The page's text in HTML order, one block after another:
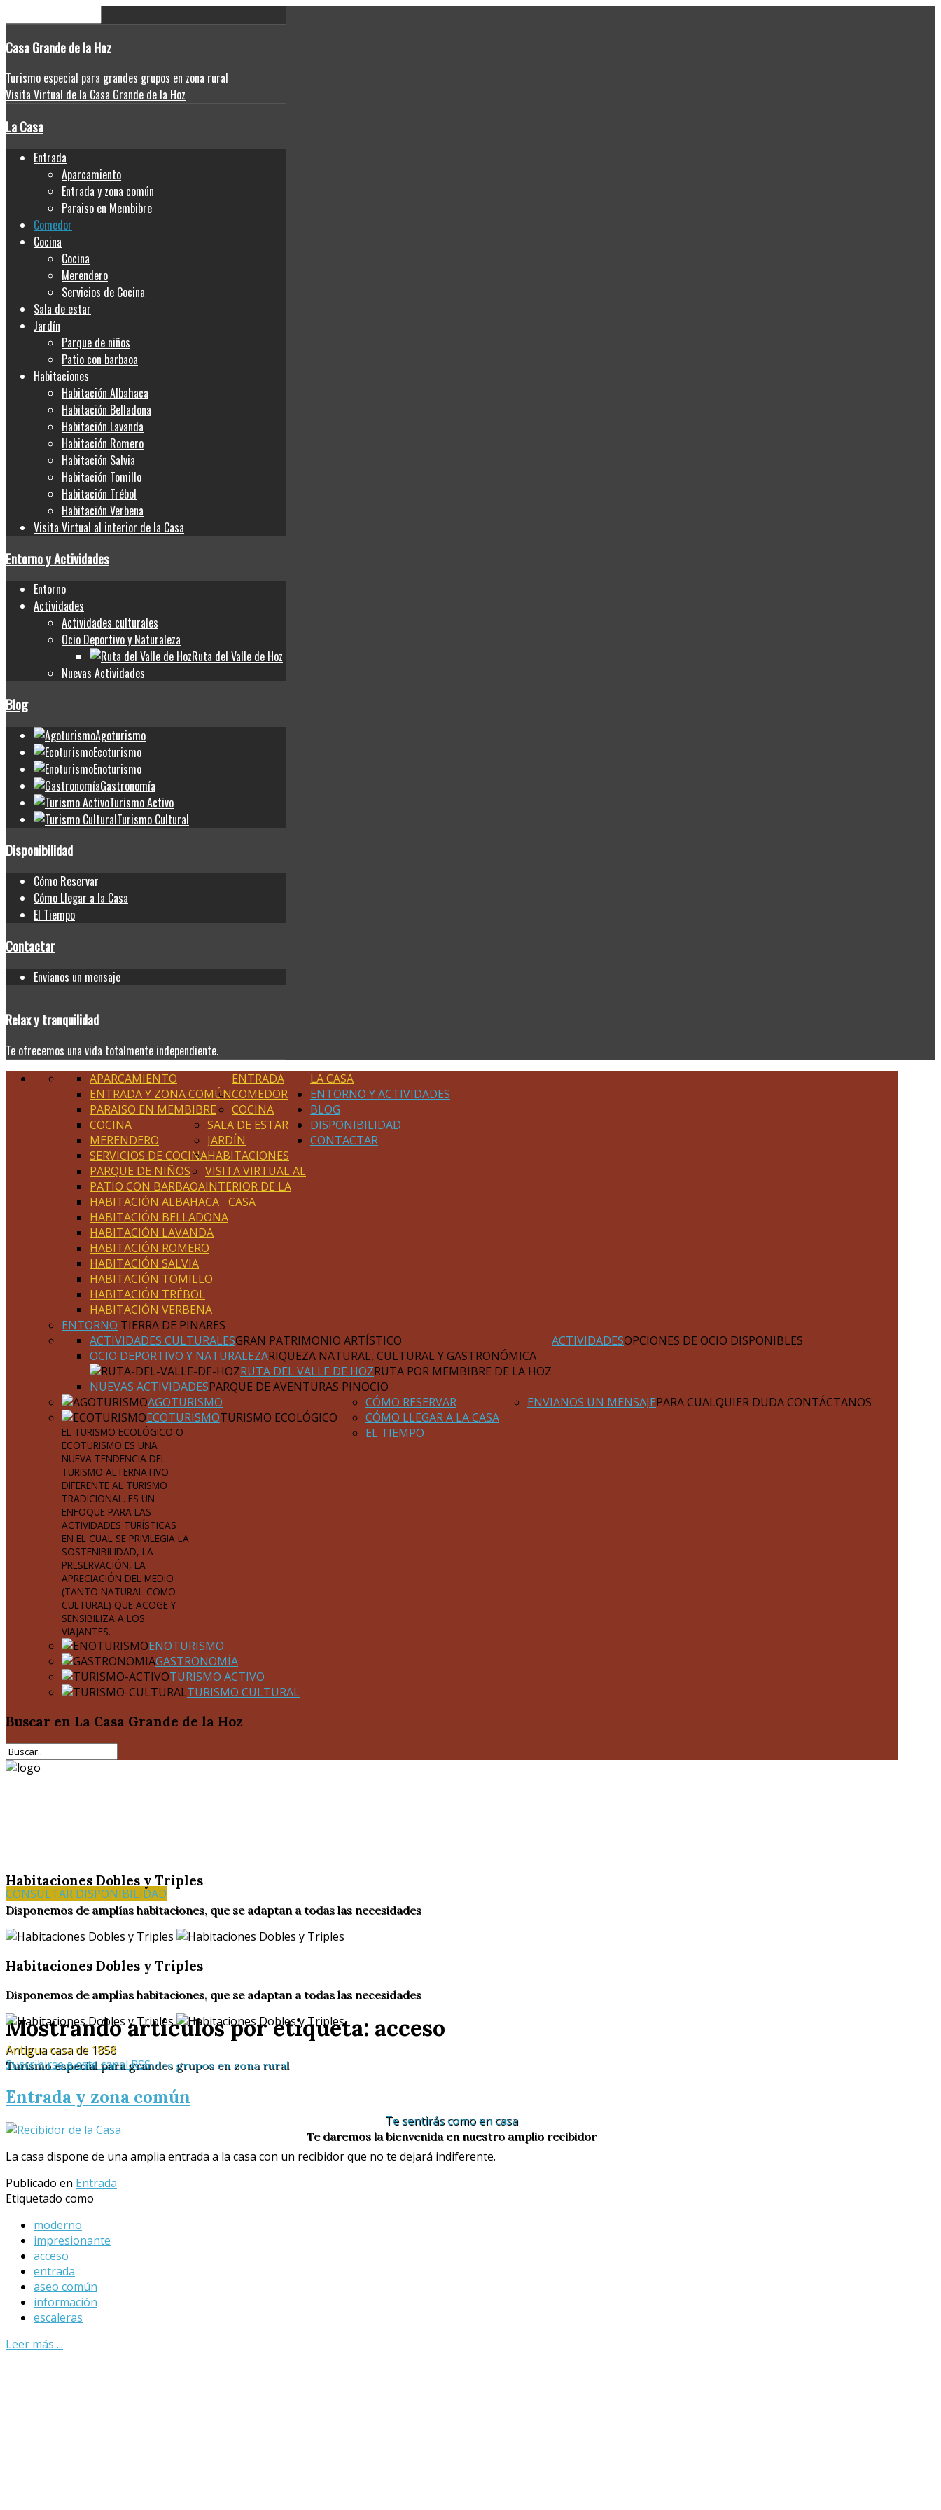
CasaGrande de la Hoz
Turismo especial para grandes grupos en zona rural
Visita Virtual de la Casa Grande de la Hoz
La Casa
Entrada
Aparcamiento
Entrada y zona común
Paraiso en Membibre
Comedor
Cocina
Cocina
Merendero
Servicios de Cocina
Sala de estar
Jardín
Parque de niños
Patio con barbaoa
Habitaciones
Habitación Albahaca
Habitación Belladona
Habitación Lavanda
Habitación Romero
Habitación Salvia
Habitación Tomillo
Habitación Trébol
Habitación Verbena
Visita Virtual al interior de la Casa
Entorno y Actividades
Entorno
Actividades
Actividades culturales
Ocio Deportivo y Naturaleza
Ruta del Valle de Hoz
Nuevas Actividades
Blog
Agoturismo
Ecoturismo
Enoturismo
Gastronomía
Turismo Activo
Turismo Cultural
Disponibilidad
Cómo Reservar
Cómo Llegar a la Casa
El Tiempo
Contactar
Envianos un mensaje
Relaxy tranquilidad
Te ofrecemos una vida totalmente independiente.
LA CASA
ENTRADA
APARCAMIENTO
ENTRADA Y ZONA COMÚN
PARAISO EN MEMBIBRE
COMEDOR
COCINA
COCINA
MERENDERO
SERVICIOS DE COCINA
SALA DE ESTAR
JARDÍN
PARQUE DE NIÑOS
PATIO CON BARBAOA
HABITACIONES
HABITACIÓN ALBAHACA
HABITACIÓN BELLADONA
HABITACIÓN LAVANDA
HABITACIÓN ROMERO
HABITACIÓN SALVIA
HABITACIÓN TOMILLO
HABITACIÓN TRÉBOL
HABITACIÓN VERBENA
VISITA VIRTUAL AL
INTERIOR DE LA
CASA
ENTORNO Y ACTIVIDADES
ENTORNO TIERRA DE PINARES
ACTIVIDADESOPCIONES DE OCIO DISPONIBLES
ACTIVIDADES CULTURALESGRAN PATRIMONIO ARTÍSTICO
OCIO DEPORTIVO Y NATURALEZARIQUEZA NATURAL, CULTURAL Y GASTRONÓMICA
RUTA DEL VALLE DE HOZRUTA POR MEMBIBRE DE LA HOZ
NUEVAS ACTIVIDADESPARQUE DE AVENTURAS PINOCIO
BLOG
AGOTURISMO
ECOTURISMOTURISMO ECOLÓGICO
EL TURISMO ECOLÓGICO O
ECOTURISMO ES UNA
NUEVA TENDENCIA DEL
TURISMO ALTERNATIVO
DIFERENTE AL TURISMO
TRADICIONAL. ES UN
ENFOQUE PARA LAS
ACTIVIDADES TURÍSTICAS
EN EL CUAL SE PRIVILEGIA LA
SOSTENIBILIDAD, LA
PRESERVACIÓN, LA
APRECIACIÓN DEL MEDIO
(TANTO NATURAL COMO
CULTURAL) QUE ACOGE Y
SENSIBILIZA A LOS
VIAJANTES.
ENOTURISMO
GASTRONOMÍA
TURISMO ACTIVO
TURISMO CULTURAL
DISPONIBILIDAD
CÓMO RESERVAR
CÓMO LLEGAR A LA CASA
EL TIEMPO
CONTACTAR
ENVIANOS UN MENSAJEPARA CUALQUIER DUDA CONTÁCTANOS
Buscar en La Casa Grande de la Hoz
Habitaciones Dobles y Triples
Disponemos de amplías habitaciones, que se adaptan a todas las necesidades
Habitaciones Dobles y Triples
Disponemos de amplías habitaciones, que se adaptan a todas las necesidades
Antigua casa de 1858
Turismo especial para grandes grupos en zona rural
Te sentirás como en casa
Te daremos la bienvenida en nuestro amplio recibidor
CONSULTAR DISPONIBILIDAD
Mostrando artículos por etiqueta: acceso
Suscribirse a este canal RSS
Entrada y zona común
La casa dispone de una amplia entrada a la casa con un recibidor que no te dejará indiferente.
Publicado en Entrada
Etiquetado como
moderno
impresionante
acceso
entrada
aseo común
información
escaleras
Leer más ...